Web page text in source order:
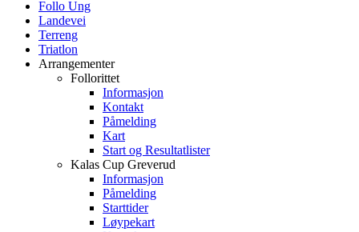
Follo Ung
Landevei
Terreng
Triatlon
Arrangementer
Follorittet
Informasjon
Kontakt
Påmelding
Kart
Start og Resultatlister
Kalas Cup Greverud
Informasjon
Påmelding
Starttider
Løypekart